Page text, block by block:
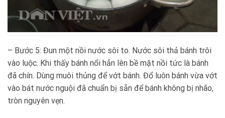
– Bước 5: Đun một nồi nước sôi to. Nước sôi thả bánh trôi
vào luộc. Khi thấy bánh nổi hẳn lên bề mặt nồi tức là bánh
đã chín. Dùng muôi thủng để vớt bánh. Đổ luôn bánh vừa vớt
vào bát nước nguội đã chuẩn bị sẵn để bánh không bị nhão,
tròn nguyên vẹn.